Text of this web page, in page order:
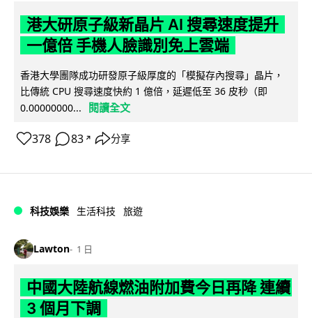
港大研原子級新晶片 AI 搜尋速度提升
一億倍 手機人臉識別免上雲端
香港大學團隊成功研發原子級厚度的「模擬存內搜尋」晶片，
比傳統 CPU 搜尋速度快約 1 億倍，延遲低至 36 皮秒（即
0.00000000...
閱讀全文
378 83 ↗ 分享
科技娛樂 生活科技 旅遊
Lawton 1 日
中國大陸航線燃油附加費今日再降 連續
3 個月下調